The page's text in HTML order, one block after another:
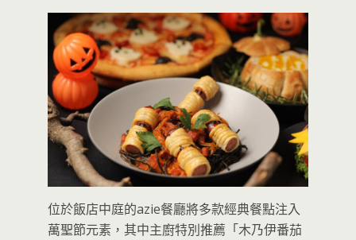
位於飯店中庭的azie餐廳將多款經典餐點注入
萬聖節元素，其中主廚特別推薦「木乃伊番茄